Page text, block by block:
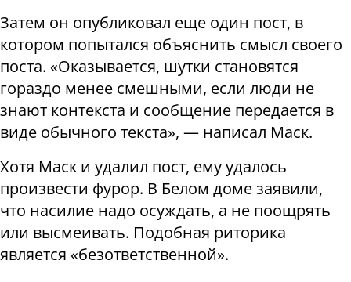
Затем он опубликовал еще один пост, в
котором попытался объяснить смысл своего
поста. «Оказывается, шутки становятся
гораздо менее смешными, если люди не
знают контекста и сообщение передается в
виде обычного текста», — написал Маск.
Хотя Маск и удалил пост, ему удалось
произвести фурор. В Белом доме заявили,
что насилие надо осуждать, а не поощрять
или высмеивать. Подобная риторика
является «безответственной».